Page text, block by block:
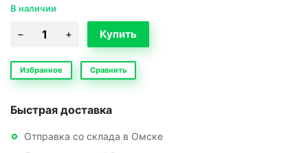
В наличии
Избранное Сравнить
Быстрая доставка
Отправка со склада в Омске